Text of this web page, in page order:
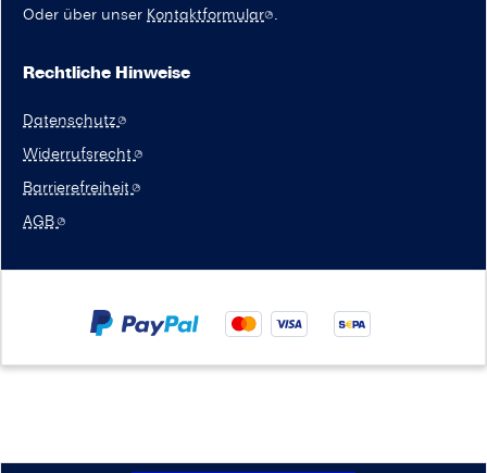
Oder über unser Kontaktformular .
Rechtliche Hinweise
Datenschutz
Widerrufsrecht
Barrierefreiheit
AGB